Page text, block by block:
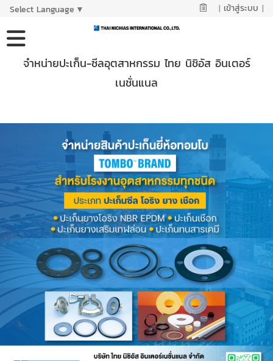
Select Language ▼ | เข้าสู่ระบบ |
จำหน่ายปะเก็น-ซีลอุตสาหกรรม ไทย นิชิอัส อินเตอร์
เนชั่นแนล